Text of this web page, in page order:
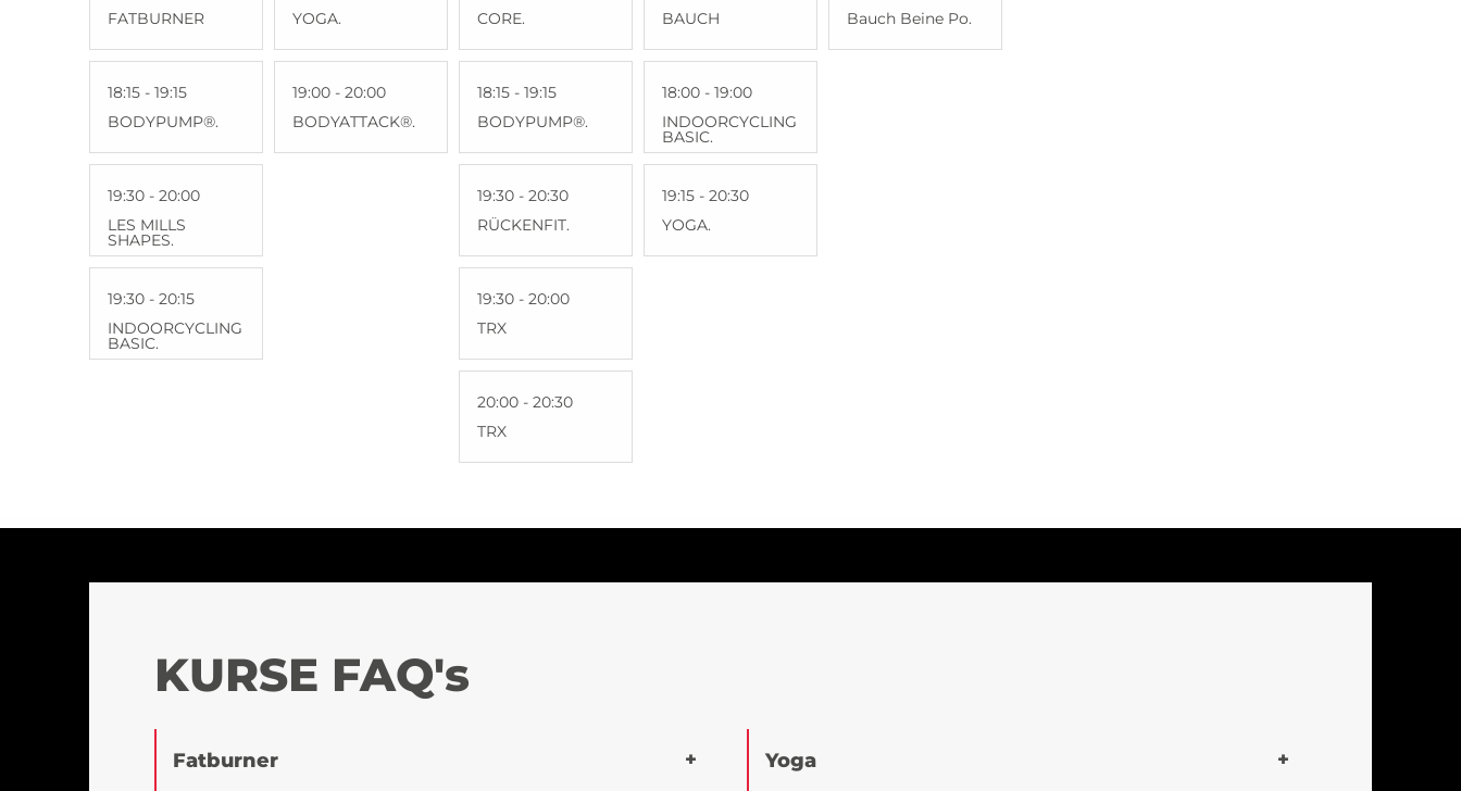
FATBURNER
18:15 - 19:15
BODYPUMP®.
19:30 - 20:00
LES MILLS
SHAPES.
19:30 - 20:15
INDOORCYCLING
BASIC.
YOGA.
19:00 - 20:00
BODYATTACK®.
CORE.
18:15 - 19:15
BODYPUMP®.
19:30 - 20:30
RÜCKENFIT.
19:30 - 20:00
TRX
20:00 - 20:30
TRX
BAUCH
18:00 - 19:00
INDOORCYCLING
BASIC.
19:15 - 20:30
YOGA.
Bauch Beine Po.
KURSE FAQ's
Fatburner Yoga